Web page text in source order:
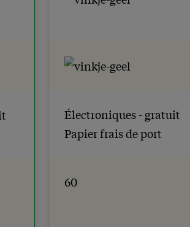
Électroniques - gratuit
Papier frais de port
60